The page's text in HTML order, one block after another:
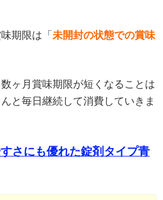
期限は「 未開封の状態での賞味
ヶ月賞味期限が短くなることは
と毎日継続して消費していきま
さにも優れた錠剤タイプ青